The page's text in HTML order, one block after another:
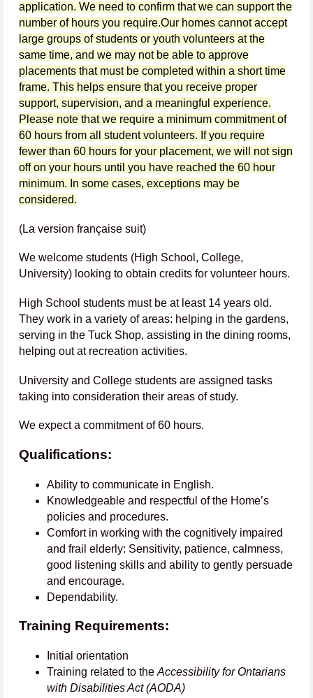
application. We need to confirm that we can support the
number of hours you require.Our homes cannot accept
large groups of students or youth volunteers at the
same time, and we may not be able to approve
placements that must be completed within a short time
frame. This helps ensure that you receive proper
support, supervision, and a meaningful experience.
Please note that we require a minimum commitment of
60 hours from all student volunteers. If you require
fewer than 60 hours for your placement, we will not sign
off on your hours until you have reached the 60 hour
minimum. In some cases, exceptions may be
considered.
(La version française suit)
We welcome students (High School, College,
University) looking to obtain credits for volunteer hours.
High School students must be at least 14 years old.
They work in a variety of areas: helping in the gardens,
serving in the Tuck Shop, assisting in the dining rooms,
helping out at recreation activities.
University and College students are assigned tasks
taking into consideration their areas of study.
We expect a commitment of 60 hours.
Qualifications:
Ability to communicate in English.
Knowledgeable and respectful of the Home’s
policies and procedures.
Comfort in working with the cognitively impaired
and frail elderly: Sensitivity, patience, calmness,
good listening skills and ability to gently persuade
and encourage.
Dependability.
Training Requirements:
Initial orientation
Training related to the Accessibility for Ontarians
with Disabilities Act (AODA)